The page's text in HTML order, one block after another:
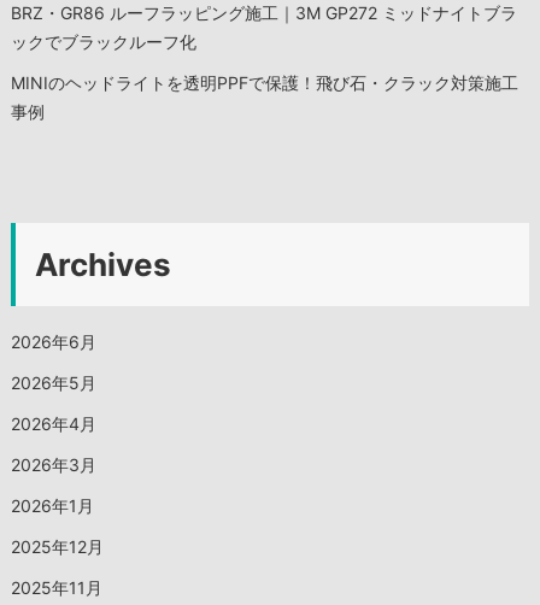
BRZ・GR86 ルーフラッピング施工｜3M GP272 ミッドナイトブラ
ックでブラックルーフ化
MINIのヘッドライトを透明PPFで保護！飛び石・クラック対策施工
事例
Archives
2026年6月
2026年5月
2026年4月
2026年3月
2026年1月
2025年12月
2025年11月